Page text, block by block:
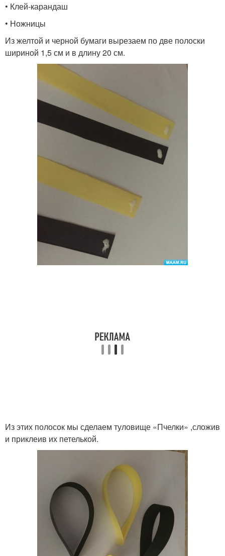
• Клей-карандаш
• Ножницы
Из желтой и черной бумаги вырезаем по две полоски
шириной 1,5 см и в длину 20 см.
Из этих полосок мы сделаем туловище «Пчелки» ,сложив
и приклеив их петелькой.